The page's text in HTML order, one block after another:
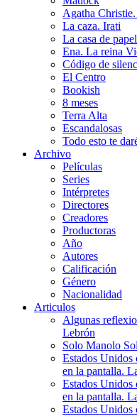
Agatha
La caza. Irati
La casa de
Ena. La reina
Código de
El Centro
Bookish
8 meses
Terra Alta
Escandalosas
Todo esto te
Archivo
Películas
Series
Intérpretes
Directores
Creadores
Productoras
Año
Autores
Calificación
Género
Nacionalidad
Articulos
Algunas
Lebrón
Solo Manolo
Estados
en la pantalla.
Estados
en la pantalla.
Estados